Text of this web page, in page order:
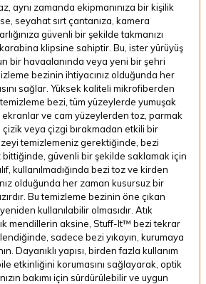
aynı zamanda ekipmanınıza bir kişilik
seyahat sırt çantanıza, kamera
güvenli bir şekilde takmanızı
klipsine sahiptir. Bu, ister yürüyüş
bir havaalanında veya yeni bir şehri
bezinin ihtiyacınız olduğunda her
sağlar. Yüksek kaliteli mikrofiberden
bezi, tüm yüzeylerde yumuşak
ve cam yüzeylerden toz, parmak
veya çizgi bırakmadan etkili bir
temizlemeniz gerektiğinde, bezi
bittiğinde, güvenli bir şekilde saklamak için
kullanılmadığında bezi toz ve kirden
olduğunda her zaman kusursuz bir
Bu temizleme bezinin öne çıkan
kullanılabilir olmasıdır. Atık
mendillerin aksine, Stuff-It™ bezi tekrar
sadece bezi yıkayın, kurumaya
Dayanıklı yapısı, birden fazla kullanım
etkinliğini korumasını sağlayarak, optik
bakımı için sürdürülebilir ve uygun